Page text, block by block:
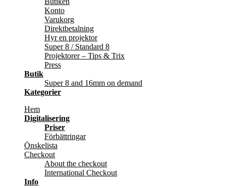
Konto
Varukorg
Direktbetalning
Hyr en projektor
Super 8 / Standard 8
Projektorer – Tips & Trix
Press
Butik
Super 8 and 16mm on demand
Kategorier
Hem
Digitalisering
Priser
Förbättringar
Önskelista
Checkout
About the checkout
International Checkout
Info